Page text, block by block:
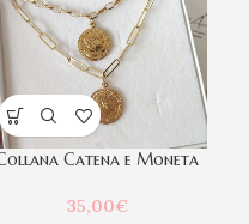
Catena e Moneta
35,00€